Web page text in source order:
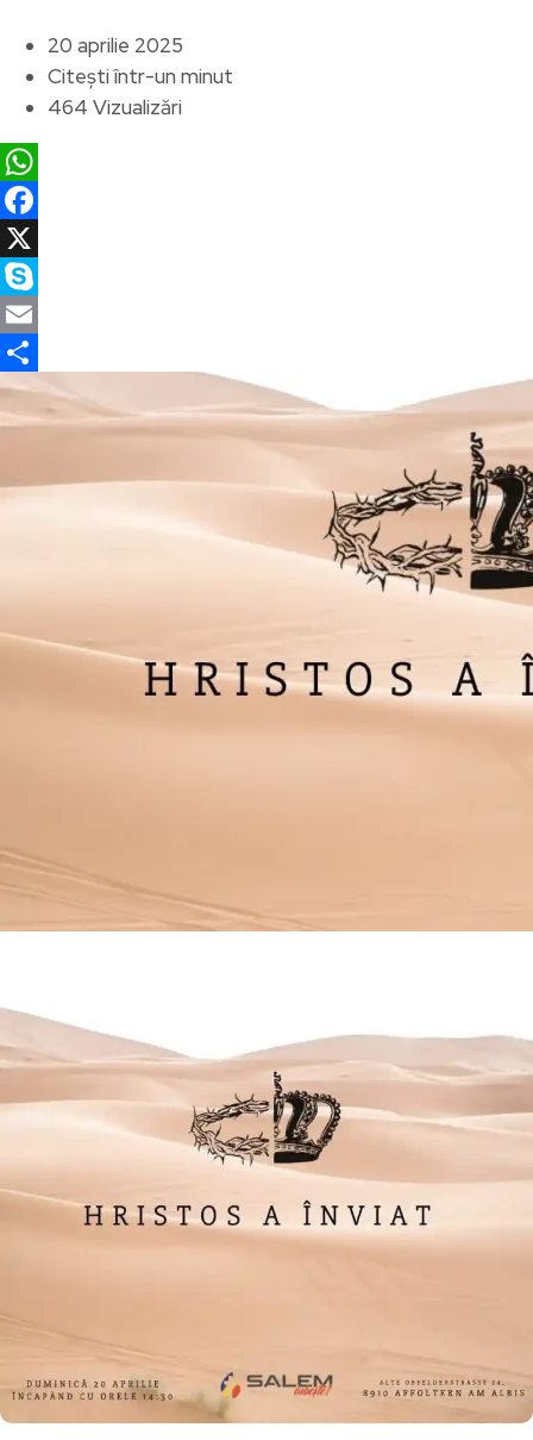
20 aprilie 2025
Citești într-un minut
464 Vizualizări
WhatsApp
Facebook
X
Skype
Email
Partajează